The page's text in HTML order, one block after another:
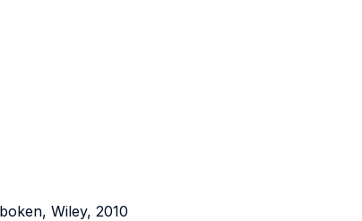
Wiley, 2010